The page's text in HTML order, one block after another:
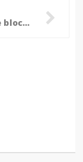
Pompieri chemați pentru o femeie blocată în apartament